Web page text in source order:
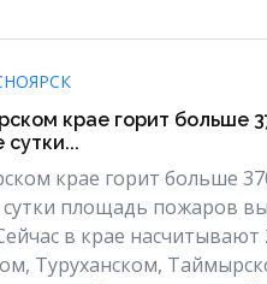
крае горит больше
сутки...
крае горит больше
площадь пожаров
в крае
Туруханском,